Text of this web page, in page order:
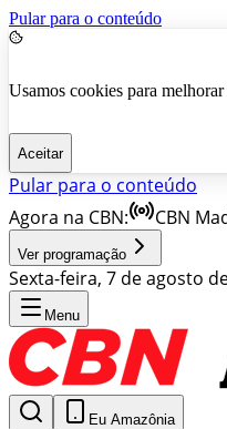
Pular para o conteúdo
Usamos cookies para
Aceitar
Pular para o conteúdo
Agora na CBN:
CBN
Ver programação
Sexta-feira, 7 de agosto
Menu
Eu Amazônia